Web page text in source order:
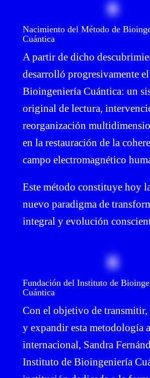
Nacimiento del Método de
Cuántica
A partir de dicho
desarrolló progresivamente
Bioingeniería Cuántica: un
original de lectura,
reorganización
en la restauración de la
campo electromagnético
Este método constituye hoy
nuevo paradigma de
integral y evolución
Fundación del Instituto de
Cuántica
Con el objetivo de transmitir,
y expandir esta metodología
internacional, Sandra
Instituto de Bioingeniería